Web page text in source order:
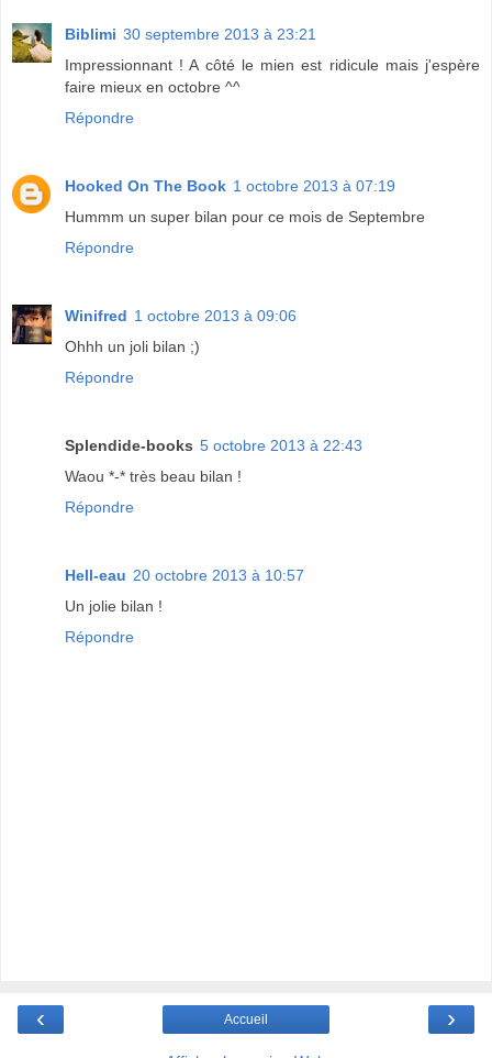
Biblimi 30 septembre 2013 à 23:21
Impressionnant ! A côté le mien est ridicule mais j'espère
faire mieux en octobre ^^
Répondre
Hooked On The Book 1 octobre 2013 à 07:19
Hummm un super bilan pour ce mois de Septembre
Répondre
Winifred 1 octobre 2013 à 09:06
Ohhh un joli bilan ;)
Répondre
Splendide-books 5 octobre 2013 à 22:43
Waou *-* très beau bilan !
Répondre
Hell-eau 20 octobre 2013 à 10:57
Un jolie bilan !
Répondre
‹ ›
Accueil